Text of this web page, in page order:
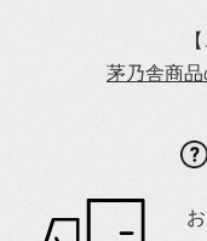
茅乃舎商